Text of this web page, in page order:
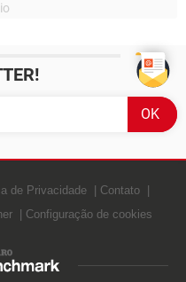
de Privacidade
Contato
Configuração de cookies